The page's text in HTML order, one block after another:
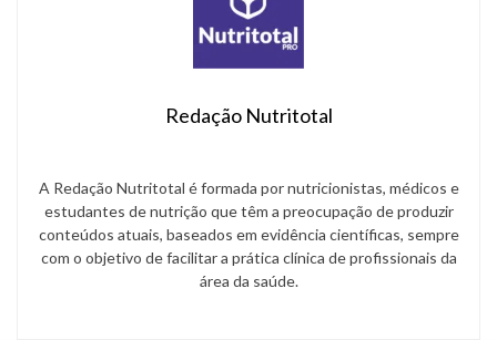
Redação Nutritotal
A Redação Nutritotal é formada por nutricionistas, médicos e
estudantes de nutrição que têm a preocupação de produzir
conteúdos atuais, baseados em evidência científicas, sempre
com o objetivo de facilitar a prática clínica de profissionais da
área da saúde.